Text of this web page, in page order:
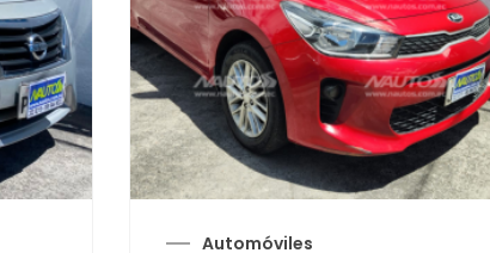
Automóviles